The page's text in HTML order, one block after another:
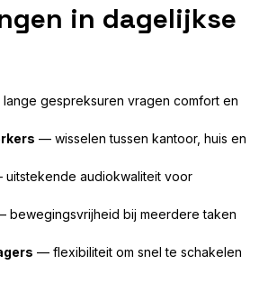
in dagelijkse
gespreksuren vragen comfort en
— wisselen tussen kantoor, huis en
audiokwaliteit voor
bewegingsvrijheid bij meerdere taken
— flexibiliteit om snel te schakelen